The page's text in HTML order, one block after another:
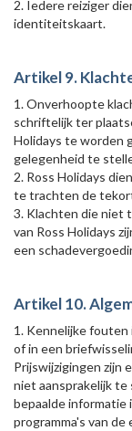
2. Iedere reiziger
identiteitskaart.
Artikel 9.
1. Onverhoopte
schriftelijk ter
Holidays te worden
gelegenheid te
2. Ross Holidays
te trachten de
3. Klachten die niet
van Ross Holidays
een
Artikel 10.
1. Kennelijke
of in een
Prijswijzigingen zijn
niet aansprakelijk te
bepaalde informatie
programma's van